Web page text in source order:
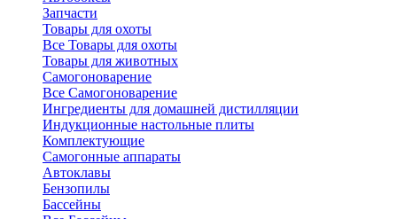
Запчасти
Товары для охоты
Все Товары для охоты
Товары для животных
Самогоноварение
Все Самогоноварение
Ингредиенты для домашней дистилляции
Индукционные настольные плиты
Комплектующие
Самогонные аппараты
Автоклавы
Бензопилы
Бассейны